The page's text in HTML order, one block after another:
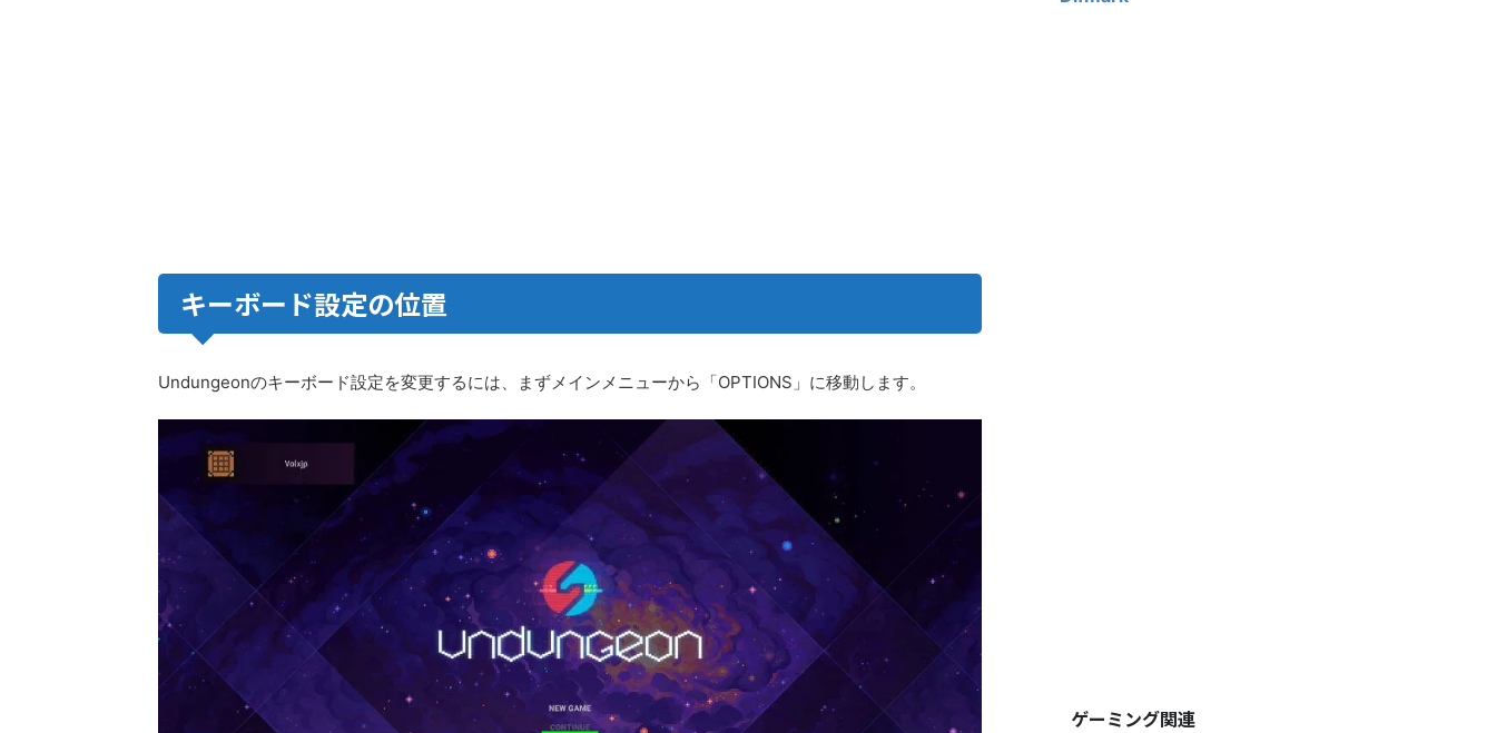
キーボード設定の位置
Undungeonのキーボード設定を変更するには、まずメインメニューから「OPTIONS」に移動します。
ゲーミング関連